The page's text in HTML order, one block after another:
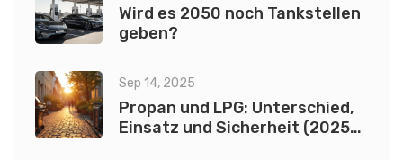
Wird es 2050 noch Tankstellen
geben?
Sep 14, 2025
Propan und LPG: Unterschied,
Einsatz und Sicherheit (2025